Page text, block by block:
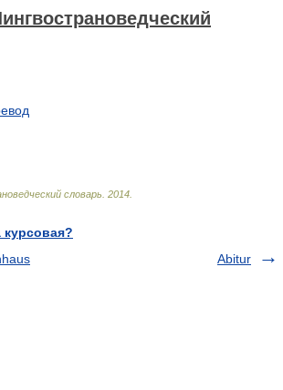
словарь 2014
курсовая?
Abitur